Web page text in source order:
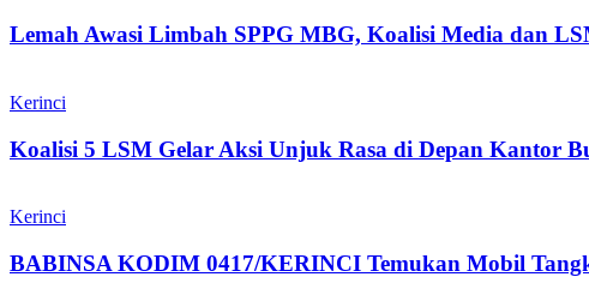
Lemah Awasi Limbah SPPG MBG, Koalisi Media dan
Kerinci
Koalisi 5 LSM Gelar Aksi Unjuk Rasa di Depan Kantor
Kerinci
BABINSA KODIM 0417/KERINCI Temukan Mobil